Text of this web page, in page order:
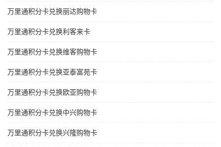
万里通积分卡兑换丽达购物卡
万里通积分卡兑换利客来卡
万里通积分卡兑换维客购物卡
万里通积分卡兑换亚泰富苑卡
万里通积分卡兑换欧亚购物卡
万里通积分卡兑换中兴购物卡
万里通积分卡兑换兴隆购物卡